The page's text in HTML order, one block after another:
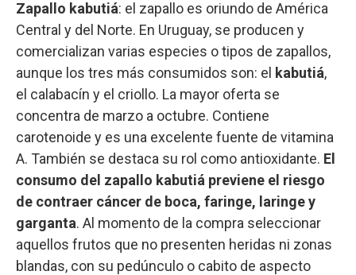
Zapallo kabutiá: el zapallo es oriundo de América
Central y del Norte. En Uruguay, se producen y
comercializan varias especies o tipos de zapallos,
aunque los tres más consumidos son: el kabutiá,
el calabacín y el criollo. La mayor oferta se
concentra de marzo a octubre. Contiene
carotenoide y es una excelente fuente de vitamina
A. También se destaca su rol como antioxidante. El
consumo del zapallo kabutiá previene el riesgo
de contraer cáncer de boca, faringe, laringe y
garganta. Al momento de la compra seleccionar
aquellos frutos que no presenten heridas ni zonas
blandas, con su pedúnculo o cabito de aspecto